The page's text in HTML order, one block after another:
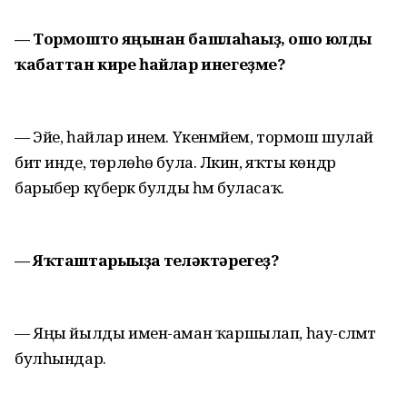
— Тормошто яңынан башлаһағыҙ, ошо юлды
ҡабаттан кире һайлар инегеҙме?
— Эйе, һайлар инем. Үкенмәйем, тормош шулай
бит инде, төрлөһө була. Ләкин, яҡты көндәр
барыбер күберәк булды һәм буласаҡ.
— Яҡташтарығыҙға теләктәрегеҙ?
— Яңы йылды имен-аман ҡаршылап, һау-сәләмәт
булһындар.